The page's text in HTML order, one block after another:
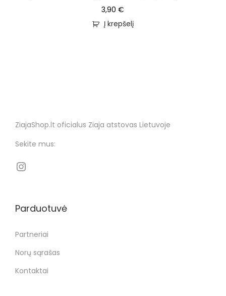
3,90€
Į krepšelį
ZiajaShop.lt oficialus Ziaja atstovas Lietuvoje
Sekite mus:
Parduotuvė
Partneriai
Norų sąrašas
Kontaktai